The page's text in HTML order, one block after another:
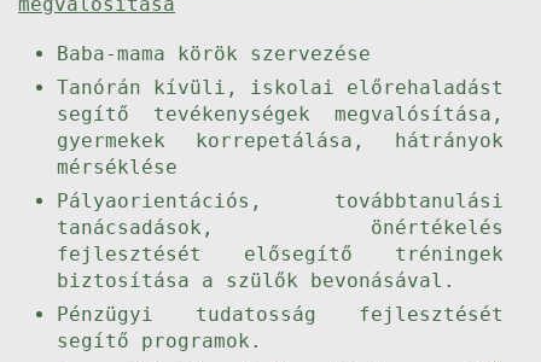
Baba-mama körök szervezése
Tanórán kívüli, iskolai előrehaladást
segítő tevékenységek megvalósítása,
gyermekek korrepetálása, hátrányok
mérséklése
Pályaorientációs, továbbtanulási
tanácsadások, önértékelés
fejlesztését elősegítő tréningek
biztosítása a szülők bevonásával.
Pénzügyi tudatosság fejlesztését
segítő programok.